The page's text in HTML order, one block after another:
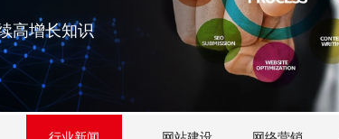
高增长知识